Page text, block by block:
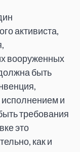
активиста,
вооруженных
быть
и
требования
это
как и